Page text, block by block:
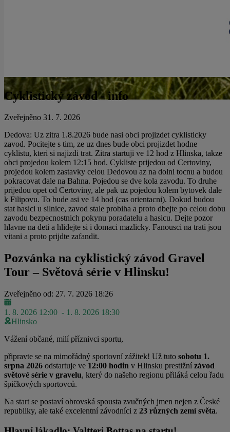
Cyklistický závod - info
Zveřejněno 31. 7. 2026
Dedova: Uz zitra 1.8.2026 bude nasi obci projizdet cyklisticky
zavod. Pocitejte s tim, ze uz dnes bude obci projizdet hodne
cyklistu, kteri si najizdi trat. Zitra startuji ve 12 hod z Hlinska, takze
obci projedou kolem 12:15 hod. Cykliste prijedou od Certoviny,
projedou kolem zastavky celou Dedovou az na dolni tocnu a budou
pokracovat dale na Bahna. Pojedou se dve kola zavodu. To druhe
prijedou opet od Certoviny, ale pak uz pojedou kolem bytovek dale
k Filipovu. To bude asi ve 14 hod (cas orientacni). Dokud budou
stat hasici u silnice, zavod stale probiha a proto dbejte po celou dobu
zavodu bezpecnostnich pokynu poradatelu a hasicu. Dejte pozor
hlavne na deti a hlidejte si i domaci mazlicky. Fanousci na trati jsou
vitani a proto prijdte zafandit.
Pozvánka na cyklistický závod Gravel
Tour – Světová série v Hlinsku!
Zveřejněno od: 27. 7. 2026 18:26
1. 8. 2026 12:00 - 1. 8. 2026 18:30
Hlinsko
Vážení občané, milí příznivci sportu,
připravte se na mimořádný sportovní zážitek! Už tuto sobotu 1.
srpna 2026 odstartuje ve 12:00 hodin v Hlinsku prestižní závod
světové série v gravelu, který do našeho regionu přiláká celou řadu
špičkových sportovců.
Na start se postaví obrovská spousta zvučných jmen nejen z České
republiky, ale také excelentní závodníci z 23 různých zemí světa.